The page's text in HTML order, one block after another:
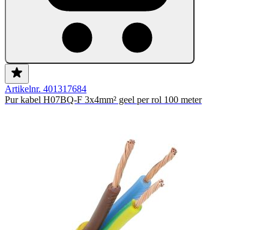
Artikelnr. 401317684
Pur kabel H07BQ-F 3x4mm² geel per rol 100 meter